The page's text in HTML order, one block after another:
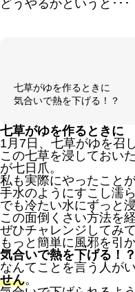
どうやるかというと･･･
七草がゆを作るときに
気合いで熱を下げる！？
七草がゆを作るときに
1月7日、七草がゆを召
この七草を浸しておい
が七日爪。
私も実際にやったこと
手水のようにすこし濡
でも冷たい水にずっと
この面倒くさい方法を
ぜひチャレンジしてみ
もっと簡単に風邪を引
気合いで熱を下げる！？
なんてことを言う人が
せん。